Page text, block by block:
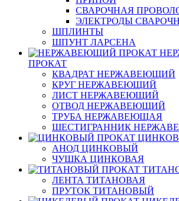
СВАРОЧНАЯ
ЭЛЕКТРОДЫ
ШПЛИНТЫ
ШПУНТ ЛАРСЕНА
ПРОКАТ
КВАДРАТ НЕРЖАВЕЮЩИЙ
КРУГ НЕРЖАВЕЮЩИЙ
ЛИСТ НЕРЖАВЕЮЩИЙ
ОТВОД НЕРЖАВЕЮЩИЙ
ТРУБА НЕРЖАВЕЮЩАЯ
ШЕСТИГРАННИК
АНОД ЦИНКОВЫЙ
ЧУШКА ЦИНКОВАЯ
ЛЕНТА ТИТАНОВАЯ
ПРУТОК ТИТАНОВЫЙ